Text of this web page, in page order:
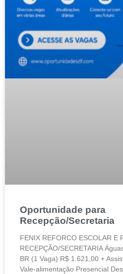
Oportunidade para
Recepção/Secretaria
FENIX REFORCO ESCOLAR E
RECEPÇÃO/SECRETARIA
BR (1 Vaga) R$ 1.621,00 +
Vale-alimentação Presencial